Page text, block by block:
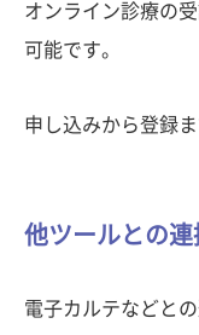
オンライン診療の
可能です。
申し込みから登録
他ツールとの連
電子カルテなどと